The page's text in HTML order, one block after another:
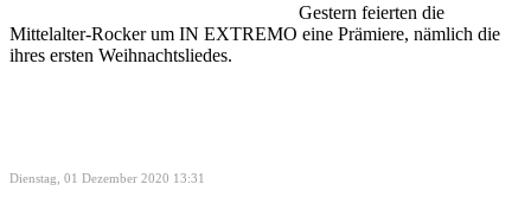
Gestern feierten die
Mittelalter-Rocker um IN EXTREMO eine Prämiere, nämlich die
ihres ersten Weihnachtsliedes.
Dienstag, 01 Dezember 2020 13:31